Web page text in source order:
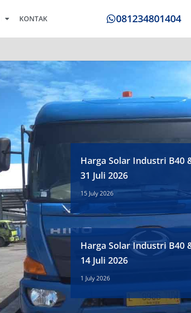
KONTAK 081234801404
Harga Solar Industri B40
31 Juli 2026
15 July 2026
Harga Solar Industri B40
14 Juli 2026
1 July 2026